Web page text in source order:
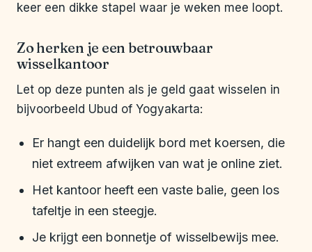
keer een dikke stapel waar je weken mee loopt.
Zo herken je een betrouwbaar
wisselkantoor
Let op deze punten als je geld gaat wisselen in
bijvoorbeeld Ubud of Yogyakarta:
Er hangt een duidelijk bord met koersen, die
niet extreem afwijken van wat je online ziet.
Het kantoor heeft een vaste balie, geen los
tafeltje in een steegje.
Je krijgt een bonnetje of wisselbewijs mee.